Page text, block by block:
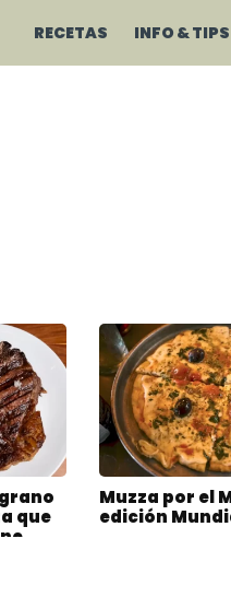
RECETAS INFO & TIPS
que
Muzza por el
edición